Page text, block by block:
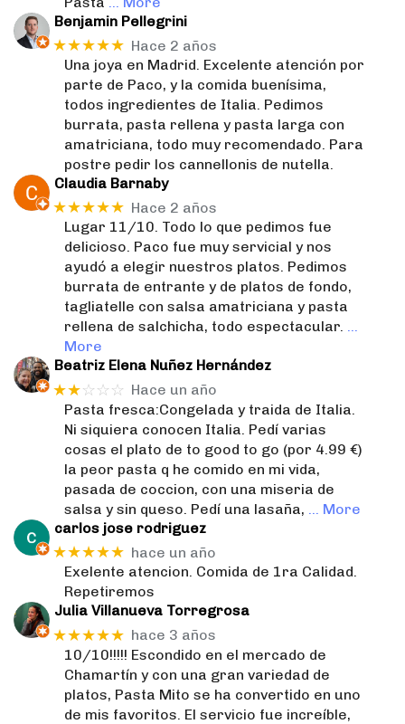
Benjamin Pellegrini
★★★★★ Hace 2 años
Una joya en Madrid. Excelente atención por
parte de Paco, y la comida buenísima,
todos ingredientes de Italia. Pedimos
burrata, pasta rellena y pasta larga con
amatriciana, todo muy recomendado. Para
postre pedir los cannellonis de nutella.
Claudia Barnaby
★★★★★ Hace 2 años
Lugar 11/10. Todo lo que pedimos fue
delicioso. Paco fue muy servicial y nos
ayudó a elegir nuestros platos. Pedimos
burrata de entrante y de platos de fondo,
tagliatelle con salsa amatriciana y pasta
rellena de salchicha, todo espectacular. …
More
Beatriz Elena Nuñez Hernández
★★☆☆☆ Hace un año
Pasta fresca:Congelada y traida de Italia.
Ni siquiera conocen Italia. Pedí varias
cosas el plato de to good to go (por 4.99 €)
la peor pasta q he comido en mi vida,
pasada de coccion, con una miseria de
salsa y sin queso. Pedí una lasaña,
… More
carlos jose rodriguez
★★★★★ hace un año
Exelente atencion. Comida de 1ra Calidad.
Repetiremos
Julia Villanueva Torregrosa
★★★★★ hace 3 años
10/10!!!!! Escondido en el mercado de
Chamartín y con una gran variedad de
platos, Pasta Mito se ha convertido en uno
de mis favoritos. El servicio fue increíble,